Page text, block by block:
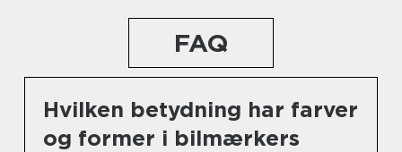
FAQ
Hvilken betydning har farver
og former i bilmærkers